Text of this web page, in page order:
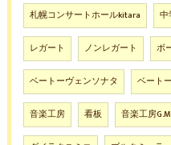
札幌コンサートホールkitara 中
レガート ノンレガート ボ
ベートーヴェンソナタ ベート
音楽工房 看板 音楽工房